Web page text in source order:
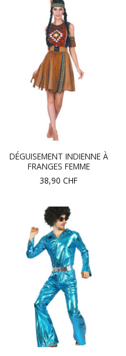
DÉGUISEMENT INDIENNE À
FRANGES FEMME
38,90 CHF